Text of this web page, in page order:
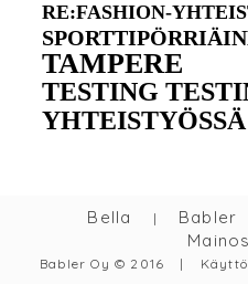
RE:FASHION-
TAMPERE
TESTING
YHTEISTYÖSSÄ
Bella | Babler
Babler Oy © 2016 |